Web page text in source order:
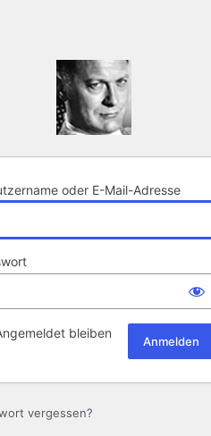
oder E-Mail-Adresse
bleiben
vergessen?